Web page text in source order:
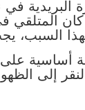
البريدية في
المتلقي
السبب،
أساسية
النقر إلى